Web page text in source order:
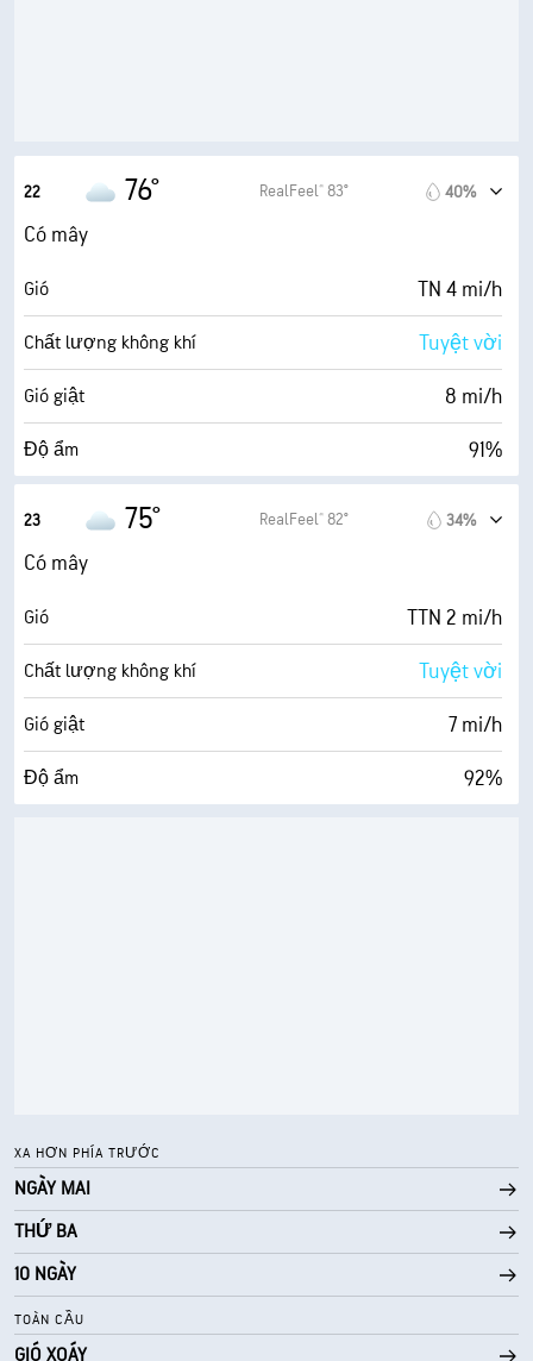
22 76° RealFeel® 83° 40%
Có mây
Gió TN 4 mi/h
Chất lượng không khí Tuyệt vời
Gió giật 8 mi/h
Độ ẩm 91%
Điểm sương
AccuLumen Brightness Index™
Mật độ mây 92%
Tầm nhìn 5 dặm
Trần mây 4000 ft
23 75° RealFeel® 82° 34%
Có mây
Gió TTN 2 mi/h
Chất lượng không khí Tuyệt vời
Gió giật 7 mi/h
Độ ẩm 92%
XA HƠN PHÍA TRƯỚC
NGÀY MAI
THỨ BA
10 NGÀY
TOÀN CẦU
GIÓ XOÁY